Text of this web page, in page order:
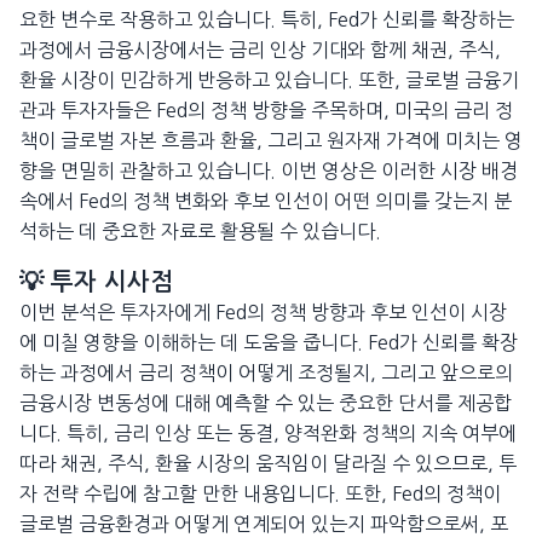
요한 변수로 작용하고 있습니다. 특히, Fed가 신뢰를 확장하는
과정에서 금융시장에서는 금리 인상 기대와 함께 채권, 주식,
환율 시장이 민감하게 반응하고 있습니다. 또한, 글로벌 금융기
관과 투자자들은 Fed의 정책 방향을 주목하며, 미국의 금리 정
책이 글로벌 자본 흐름과 환율, 그리고 원자재 가격에 미치는 영
향을 면밀히 관찰하고 있습니다. 이번 영상은 이러한 시장 배경
속에서 Fed의 정책 변화와 후보 인선이 어떤 의미를 갖는지 분
석하는 데 중요한 자료로 활용될 수 있습니다.
💡 투자 시사점
이번 분석은 투자자에게 Fed의 정책 방향과 후보 인선이 시장
에 미칠 영향을 이해하는 데 도움을 줍니다. Fed가 신뢰를 확장
하는 과정에서 금리 정책이 어떻게 조정될지, 그리고 앞으로의
금융시장 변동성에 대해 예측할 수 있는 중요한 단서를 제공합
니다. 특히, 금리 인상 또는 동결, 양적완화 정책의 지속 여부에
따라 채권, 주식, 환율 시장의 움직임이 달라질 수 있으므로, 투
자 전략 수립에 참고할 만한 내용입니다. 또한, Fed의 정책이
글로벌 금융환경과 어떻게 연계되어 있는지 파악함으로써, 포